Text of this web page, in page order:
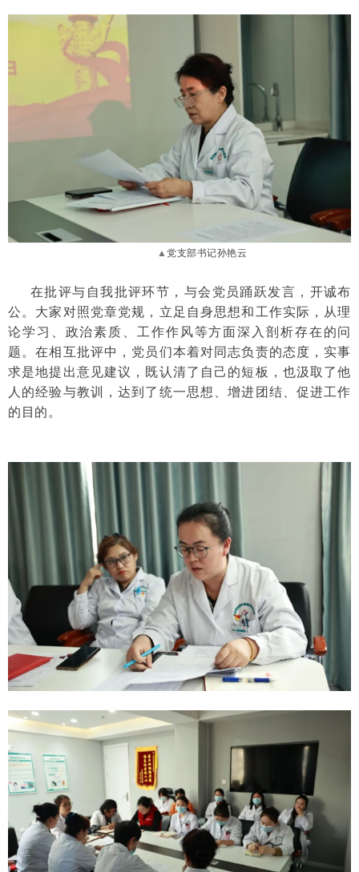
▲ 党支部书记孙艳云
在批评与自我批评环节，与会党员踊跃发言，开诚布
公。大家对照党章党规，立足自身思想和工作实际，从理
论学习、政治素质、工作作风等方面深入剖析存在的问
题。在相互批评中，党员们本着对同志负责的态度，实事
求是地提出意见建议，既认清了自己的短板，也汲取了他
人的经验与教训，达到了统一思想、增进团结、促进工作
的目的。